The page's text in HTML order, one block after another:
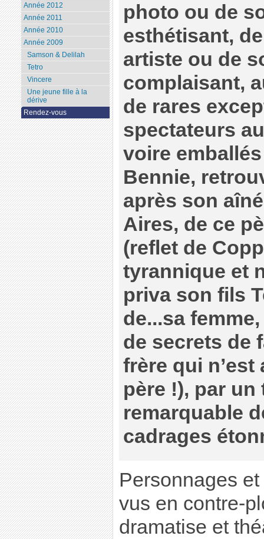
photo ou de
esthétisant,
artiste ou de
complaisant,
de rares
spectateurs
voire
Bennie,
après son
Aires, de ce
(reflet de
tyrannique et
priva son fils
de...sa
de secrets de
frère qui n’est
père !), par un
remarquable
cadrages
Personnages
vus en contre-
dramatise et
Année 2012
Année 2011
Année 2010
Année 2009
Samson & Delilah
Tetro
Vincere
Une jeune fille à la
dérive
Rendez-vous